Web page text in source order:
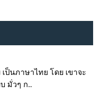
ป็นภาษาไทย โดย เขาจะ
มั่วๆ ก..